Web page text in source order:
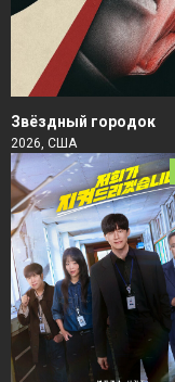
Звёздный городок
2026, США